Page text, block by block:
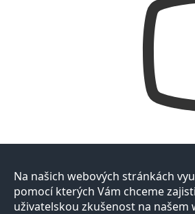
Na našich webových stránkách
pomocí kterých Vám chceme
uživatelskou zkušenost na našem